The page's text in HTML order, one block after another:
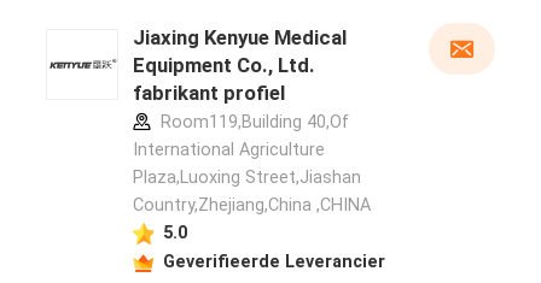
Jiaxing Kenyue Medical
Equipment Co., Ltd.
fabrikant profiel
Room119,Building 40,Of
International Agriculture
Plaza,Luoxing Street,Jiashan
Country,Zhejiang,China ,CHINA
5.0
Geverifieerde Leverancier